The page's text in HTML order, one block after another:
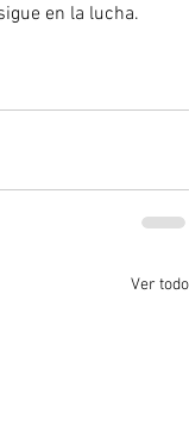
en la lucha.
Ver todo